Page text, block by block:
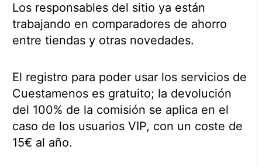
Los responsables del sitio ya están
trabajando en comparadores de ahorro
entre tiendas y otras novedades.
El registro para poder usar los servicios de
Cuestamenos es gratuito; la devolución
del 100% de la comisión se aplica en el
caso de los usuarios VIP, con un coste de
15€ al año.